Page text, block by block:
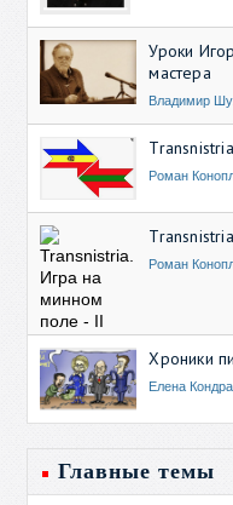
Уроки
мастера
Владимир
Роман
Роман
Хроники
Елена
Главные темы